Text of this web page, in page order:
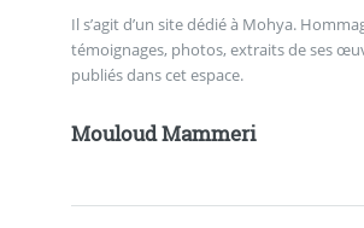
Il s’agit d’un site dédié à Mohya.
témoignages, photos, extraits de ses
publiés dans cet espace.
Mouloud Mammeri